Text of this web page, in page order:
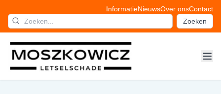
InformatieNieuwsOver onsContact
Zoeken